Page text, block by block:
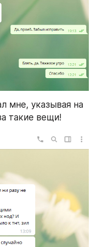
мне, указывая на
такие вещи!